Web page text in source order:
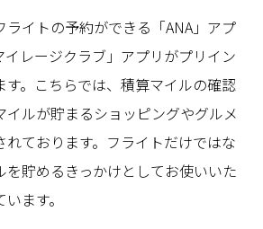
ライトの予約ができる「ANA」アプ
イレージクラブ」アプリがプリイン
す。こちらでは、積算マイルの確認
ルが貯まるショッピングやグルメ
れております。フライトだけではな
を貯めるきっかけとしてお使いいた
ます。